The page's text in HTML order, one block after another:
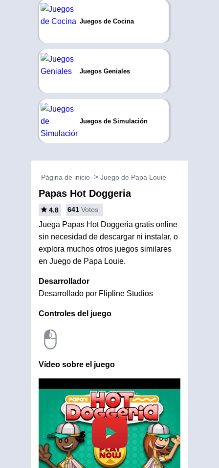
Juegos de Cocina
Juegos Geniales
Juegos de Simulación
Página de inicio Juego de Papa Louie
Papas Hot Doggeria
4.8 641 Votos
Juega Papas Hot Doggeria gratis online
sin necesidad de descargar ni instalar, o
explora muchos otros juegos similares
en Juego de Papa Louie.
Desarrollador
Desarrollado por Flipline Studios
Controles del juego
Vídeo sobre el juego